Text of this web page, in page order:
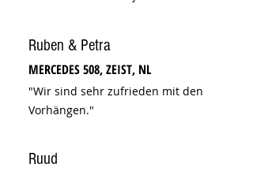
Ruben & Petra
MERCEDES 508, ZEIST, NL
"Wir sind sehr zufrieden mit den
Vorhängen."
Ruud